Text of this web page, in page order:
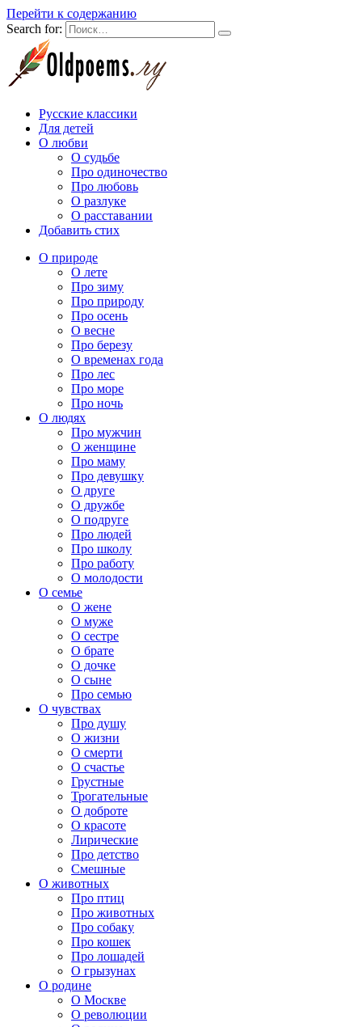
Перейти к содержанию
Search for:
Русские классики
Для детей
О любви
О судьбе
Про одиночество
Про любовь
О разлуке
О расставании
Добавить стих
О природе
О лете
Про зиму
Про природу
Про осень
О весне
Про березу
О временах года
Про лес
Про море
Про ночь
О людях
Про мужчин
О женщине
Про маму
Про девушку
О друге
О дружбе
О подруге
Про людей
Про школу
Про работу
О молодости
О семье
О жене
О муже
О сестре
О брате
О дочке
О сыне
Про семью
О чувствах
Про душу
О жизни
О смерти
О счастье
Грустные
Трогательные
О доброте
О красоте
Лирические
Про детство
Смешные
О животных
Про птиц
Про животных
Про собаку
Про кошек
Про лошадей
О грызунах
О родине
О Москве
О революции